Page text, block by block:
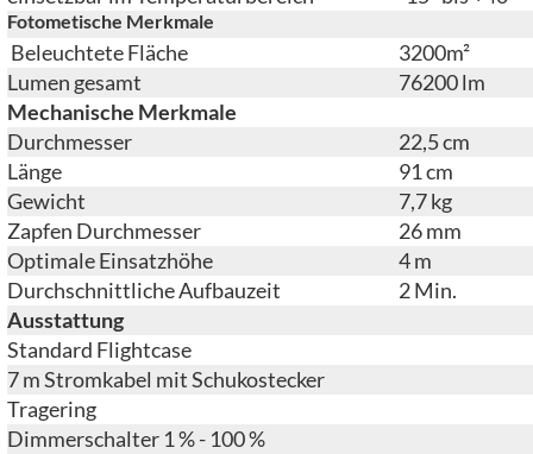
Fotometische Merkmale
Beleuchtete Fläche
3200m²
Lumen gesamt
76200 lm
Mechanische Merkmale
Durchmesser
22,5 cm
Länge
91 cm
Gewicht
7,7 kg
Zapfen Durchmesser
26 mm
Optimale Einsatzhöhe
4 m
Durchschnittliche Aufbauzeit
2 Min.
Ausstattung
Standard Flightcase
7 m Stromkabel mit Schukostecker
Tragering
Dimmerschalter 1 % - 100 %